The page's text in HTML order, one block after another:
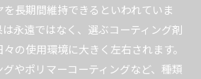
を長期間維持できるといわれていま
永遠ではなく、選ぶコーティング剤
の使用環境に大きく左右されます。
やポリマーコーティングなど、種類